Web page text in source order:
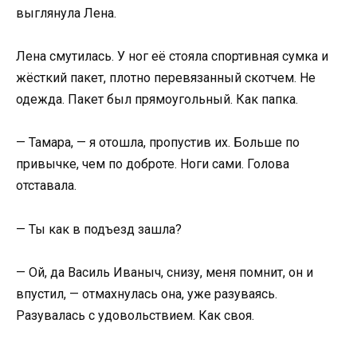
выглянула Лена.
Лена смутилась. У ног её стояла спортивная сумка и
жёсткий пакет, плотно перевязанный скотчем. Не
одежда. Пакет был прямоугольный. Как папка.
— Тамара, — я отошла, пропустив их. Больше по
привычке, чем по доброте. Ноги сами. Голова
отставала.
— Ты как в подъезд зашла?
— Ой, да Василь Иваныч, снизу, меня помнит, он и
впустил, — отмахнулась она, уже разуваясь.
Разувалась с удовольствием. Как своя.